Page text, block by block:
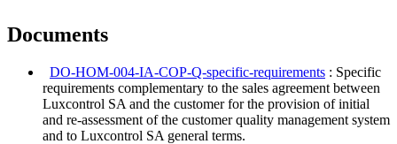
Documents
DO-HOM-004-IA-COP-Q-specific-requirements : Specific
requirements complementary to the sales agreement between
Luxcontrol SA and the customer for the provision of initial
and re-assessment of the customer quality management system
and to Luxcontrol SA general terms.